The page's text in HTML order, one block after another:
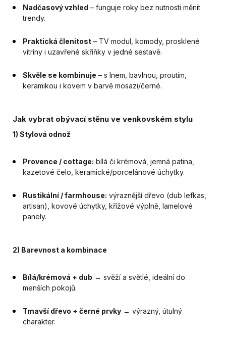
Nadčasový vzhled – funguje roky bez nutnosti měnit
trendy.
Praktická členitost – TV modul, komody, prosklené
vitríny i uzavřené skříňky v jedné sestavě.
Skvěle se kombinuje – s lnem, bavlnou, proutím,
keramikou i kovem v barvě mosazi/černé.
Jak vybrat obývací stěnu ve venkovském stylu
1) Stylová odnož
Provence / cottage: bílá či krémová, jemná patina,
kazetové čelo, keramické/porcelánové úchytky.
Rustikální / farmhouse: výraznější dřevo (dub lefkas,
artisan), kovové úchytky, křížové výplně, lamelové
panely.
2) Barevnost a kombinace
Bílá/krémová + dub → svěží a světlé, ideální do
menších pokojů.
Tmavší dřevo + černé prvky → výrazný, útulný
charakter.